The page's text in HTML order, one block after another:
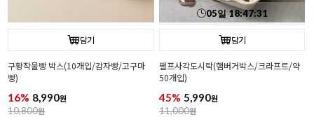
담기
구황작물빵 박스(10개입/감자빵/고구마
빵)
16% 8,990원
10,800원
05일18:47:30
담기
펄프사각도시락(햄버거박스/크라프트/약
50개입)
45% 5,990원
11,000원